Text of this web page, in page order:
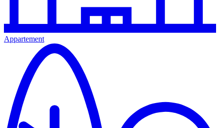
Appartement